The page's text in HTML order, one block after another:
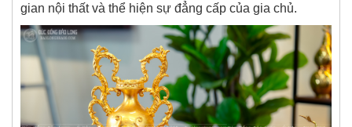
gian nội thất và thể hiện sự đẳng cấp của gia chủ.